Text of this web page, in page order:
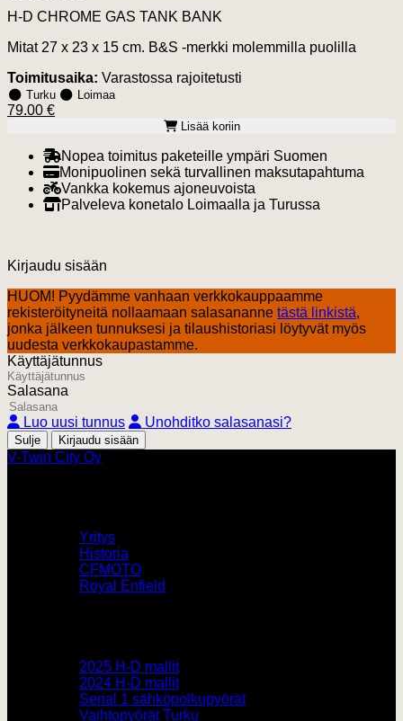
H-D CHROME GAS TANK BANK
Mitat 27 x 23 x 15 cm. B&S -merkki molemmilla puolilla
Toimitusaika: Varastossa rajoitetusti
Turku Loimaa
79.00 €
Lisää koriin
Nopea toimitus paketeille ympäri Suomen
Monipuolinen sekä turvallinen maksutapahtuma
Vankka kokemus ajoneuvoista
Palveleva konetalo Loimaalla ja Turussa
Kirjaudu sisään
HUOM! Pyydämme vanhaan verkkokauppaamme
rekisteröityneitä nollaamaan salasananne tästä linkistä,
jonka jälkeen tunnuksesi ja tilaushistoriasi löytyvät myös
uudesta verkkokaupastamme.
Käyttäjätunnus
Salasana
Luo uusi tunnus Unohditko salasanasi?
Sulje
V-Twin City Oy
Yritys
Historia
CFMOTO
Royal Enfield
2025 H-D mallit
2024 H-D mallit
Serial 1 sähköpolkupyörät
Vaihtopyörät Turku